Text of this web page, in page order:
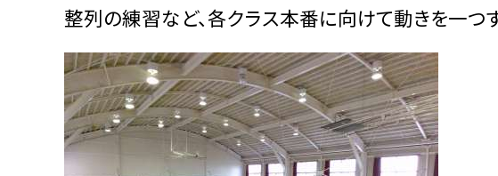
整列の練習など、各クラス本番に向けて動きを一つ